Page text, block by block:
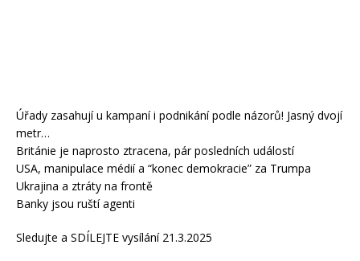
Úřady zasahují u kampaní i podnikání podle názorů! Jasný dvojí
metr…
Británie je naprosto ztracena, pár posledních událostí
USA, manipulace médií a “konec demokracie” za Trumpa
Ukrajina a ztráty na frontě
Banky jsou ruští agenti
Sledujte a SDÍLEJTE vysílání 21.3.2025